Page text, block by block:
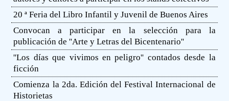
20 ª Feria del Libro Infantil y Juvenil de Buenos Aires
Convocan a participar en la selección para la
publicación de ''Arte y Letras del Bicentenario''
''Los días que vivimos en peligro'' contados desde la
ficción
Comienza la 2da. Edición del Festival Internacional de
Historietas